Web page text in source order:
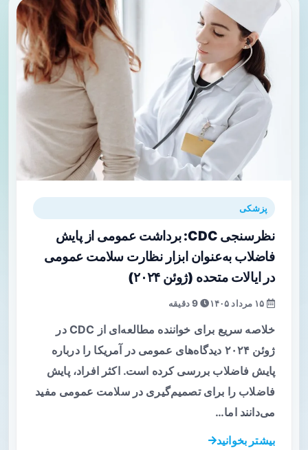
پزشکی
نظرسنجی CDC: برداشت عمومی از پایش
فاضلاب به‌عنوان ابزار نظارت سلامت عمومی
در ایالات متحده (ژوئن ۲۰۲۴)
9 دقیقه
خلاصه سریع برای خواننده مطالعه‌ای از CDC در
ژوئن ۲۰۲۴ دیدگاه‌های عمومی در آمریکا را درباره
پایش فاضلاب بررسی کرده است. اکثر افراد، پایش
فاضلاب را برای تصمیم‌گیری در سلامت عمومی مفید
می‌دانند اما…
بیشتر بخوانید